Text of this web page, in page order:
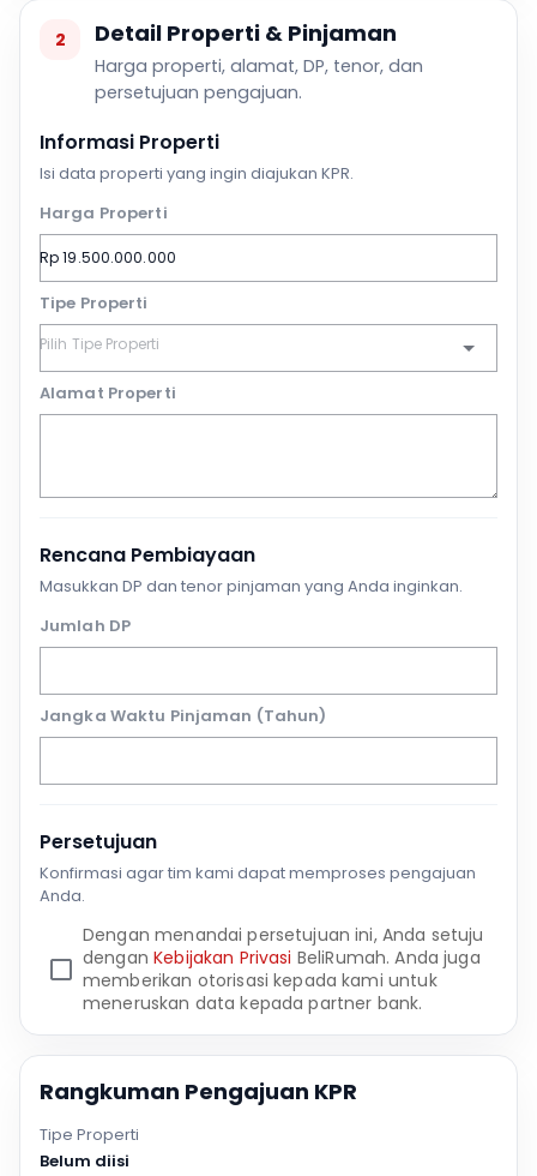
2 Detail Properti & Pinjaman
Harga properti, alamat, DP, tenor, dan
persetujuan pengajuan.
Informasi Properti
Isi data properti yang ingin diajukan KPR.
Harga Properti
Tipe Properti
Alamat Properti
Rencana Pembiayaan
Masukkan DP dan tenor pinjaman yang Anda inginkan.
Jumlah DP
Jangka Waktu Pinjaman (Tahun)
Persetujuan
Konfirmasi agar tim kami dapat memproses pengajuan
Anda.
Dengan menandai persetujuan ini, Anda setuju
denganKebijakan Privasi BeliRumah. Anda juga
memberikan otorisasi kepada kami untuk
meneruskan data kepada partner bank.
Rangkuman Pengajuan KPR
Tipe Properti
Belum diisi